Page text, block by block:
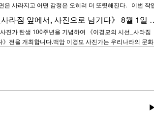
은 사라지고 어떤 감정은 오히려 더 또렷해진다. 이번 작
결을 따라가는 데서 시작되었다. 전생의 기억처럼 아득하게
간 속으로 흩어진 것이 아니라 여전히 내 안 어…
《이경모의 시선_사라짐 앞
진가 탄생 100주년을 기념하여 《이경모의 시선_사라짐
전을 개최합니다. ​ 백암 이경모 사진가는 우리나라의 문화
▶